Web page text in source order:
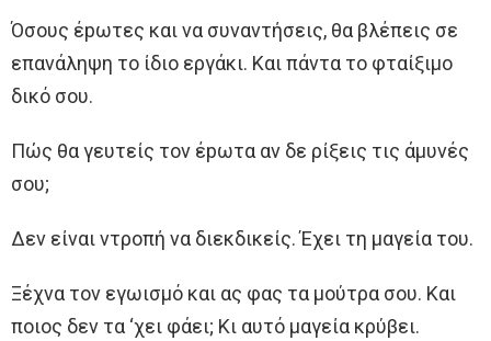
Όσους έpωτες και να συναντήσεις, θα βλέπεις σε
επανάληψη το ίδιο εργάκι. Και πάντα το φταίξιμο
δικό σου.
Πώς θα γευτείς τον έpωτα αν δε ρίξεις τις άμυνές
σου;
Δεν είναι ντροπή να διεκδικείς. Έχει τη μαγεία του.
Ξέχνα τον εγωισμό και ας φας τα μούτρα σου. Και
ποιος δεν τα ‘χει φάει; Κι αυτό μαγεία κρύβει.